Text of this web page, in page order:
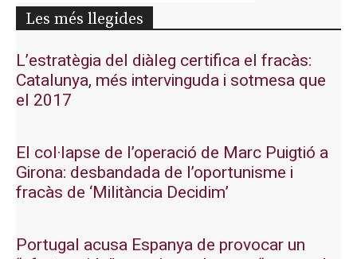
Les més llegides
L’estratègia del diàleg certifica el fracàs:
Catalunya, més intervinguda i sotmesa que
el 2017
El col·lapse de l’operació de Marc Puigtió a
Girona: desbandada de l’oportunisme i
fracàs de ‘Militància Decidim’
Portugal acusa Espanya de provocar un